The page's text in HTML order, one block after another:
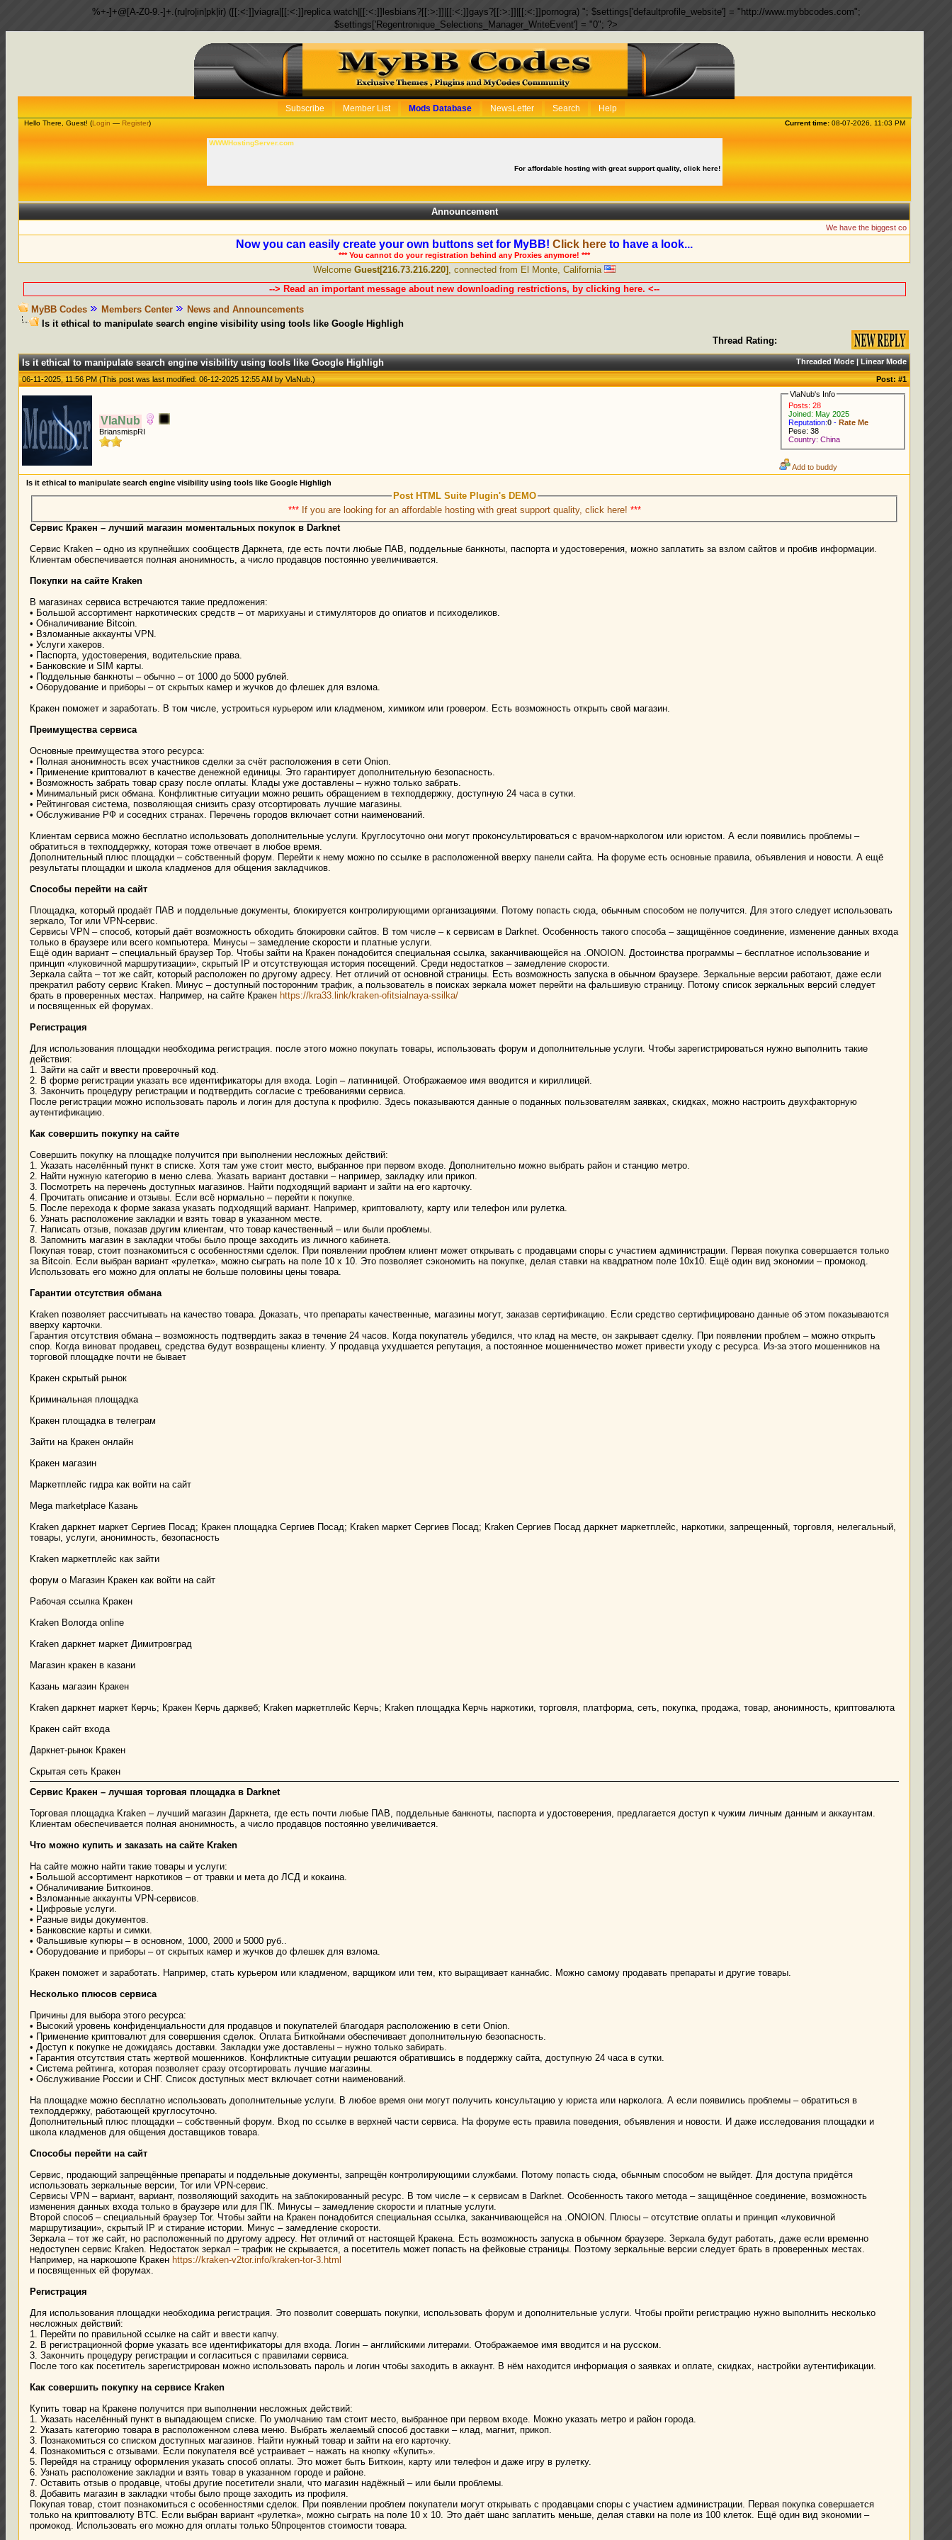
%+-]+@[A-Z0-9.-]+.(ru|ro|in|pk|ir) ([[:<:]]viagra|[[:<:]]replica watch|[[:<:]]lesbians?[[:>:]]|[[:<:]]gays?[[:>:]]|[[:<:]]pornogra) "; $settings['defaultprofile_website'] = "http://www.mybbcodes.com";
$settings['Regentronique_Selections_Manager_WriteEvent'] = "0"; ?>
Subscribe Member List Mods Database NewsLetter Search Help
Current time:08-07-2026, 11:03 PM
Hello There, Guest! (Login — Register)
WWWHostingServer.com
For affordable hosting with great support quality, click here!
Announcement
We have the biggest collection of
Now you can easily create your own buttons set for MyBB!Click here to have a look...
*** You cannot do your registration behind any Proxies anymore! ***
WelcomeGuest[216.73.216.220] , connected from El Monte, California
--> Read an important message about new downloading restrictions, by clicking here. <--
MyBB Codes
Members Center
News and Announcements
Is it ethical to manipulate search engine visibility using tools like Google Highligh
Thread Rating:
Threaded Mode|Linear Mode
Is it ethical to manipulate search engine visibility using tools like Google Highligh
06-11-2025, 11:56 PM(This post was last modified: 06-12-2025 12:55 AM byVlaNub.) Post:#1
VlaNub
BriansmispRI
VlaNub's Info
Posts: 28
Joined: May 2025
Reputation:0- Rate Me
Pese: 38
Country: China
Add to buddy
Is it ethical to manipulate search engine visibility using tools like Google Highligh
Post HTML Suite Plugin's DEMO
*** If you are looking for an affordable hosting with great support quality, click here! ***
Сервис Кракен – лучший магазин моментальных покупок в Darknet
Сервис Kraken – одно из крупнейших сообществ Даркнета, где есть почти любые ПАВ, поддельные банкноты, паспорта и удостоверения, можно заплатить за взлом сайтов и пробив информации.
Клиентам обеспечивается полная анонимность, а число продавцов постоянно увеличивается.
Покупки на сайте Kraken
В магазинах сервиса встречаются такие предложения:
• Большой ассортимент наркотических средств – от марихуаны и стимуляторов до опиатов и психоделиков.
• Обналичивание Bitcoin.
• Взломанные аккаунты VPN.
• Услуги хакеров.
• Паспорта, удостоверения, водительские права.
• Банковские и SIM карты.
• Поддельные банкноты – обычно – от 1000 до 5000 рублей.
• Оборудование и приборы – от скрытых камер и жучков до флешек для взлома.
Кракен поможет и заработать. В том числе, устроиться курьером или кладменом, химиком или гровером. Есть возможность открыть свой магазин.
Преимущества сервиса
Основные преимущества этого ресурса:
• Полная анонимность всех участников сделки за счёт расположения в сети Onion.
• Применение криптовалют в качестве денежной единицы. Это гарантирует дополнительную безопасность.
• Возможность забрать товар сразу после оплаты. Клады уже доставлены – нужно только забрать.
• Минимальный риск обмана. Конфликтные ситуации можно решить обращением в техподдержку, доступную 24 часа в сутки.
• Рейтинговая система, позволяющая снизить сразу отсортировать лучшие магазины.
• Обслуживание РФ и соседних странах. Перечень городов включает сотни наименований.
Клиентам сервиса можно бесплатно использовать дополнительные услуги. Круглосуточно они могут проконсультироваться с врачом-наркологом или юристом. А если появились проблемы –
обратиться в техподдержку, которая тоже отвечает в любое время.
Дополнительный плюс площадки – собственный форум. Перейти к нему можно по ссылке в расположенной вверху панели сайта. На форуме есть основные правила, объявления и новости. А ещё
результаты площадки и школа кладменов для общения закладчиков.
Способы перейти на сайт
Площадка, который продаёт ПАВ и поддельные документы, блокируется контролирующими организациями. Потому попасть сюда, обычным способом не получится. Для этого следует использовать
зеркало, Tor или VPN-сервис.
Сервисы VPN – способ, который даёт возможность обходить блокировки сайтов. В том числе – к сервисам в Darknet. Особенность такого способа – защищённое соединение, изменение данных входа
только в браузере или всего компьютера. Минусы – замедление скорости и платные услуги.
Ещё один вариант – специальный браузер Тор. Чтобы зайти на Кракен понадобится специальная ссылка, заканчивающейся на .ONOION. Достоинства программы – бесплатное использование и
принцип «луковичной маршрутизации», скрытый IP и отсутствующая история посещений. Среди недостатков – замедление скорости.
Зеркала сайта – тот же сайт, который расположен по другому адресу. Нет отличий от основной страницы. Есть возможность запуска в обычном браузере. Зеркальные версии работают, даже если
прекратил работу сервис Kraken. Минус – доступный посторонним трафик, а пользователь в поисках зеркала может перейти на фальшивую страницу. Потому список зеркальных версий следует
брать в проверенных местах. Например, на сайте Кракен https://kra33.link/kraken-ofitsialnaya-ssilka/
и посвященных ей форумах.
Регистрация
Для использования площадки необходима регистрация. после этого можно покупать товары, использовать форум и дополнительные услуги. Чтобы зарегистрироваться нужно выполнить такие
действия:
1. Зайти на сайт и ввести проверочный код.
2. В форме регистрации указать все идентификаторы для входа. Login – латинницей. Отображаемое имя вводится и кириллицей.
3. Закончить процедуру регистрации и подтвердить согласие с требованиями сервиса.
После регистрации можно использовать пароль и логин для доступа к профилю. Здесь показываются данные о поданных пользователям заявках, скидках, можно настроить двухфакторную
аутентификацию.
Как совершить покупку на сайте
Совершить покупку на площадке получится при выполнении несложных действий:
1. Указать населённый пункт в списке. Хотя там уже стоит место, выбранное при первом входе. Дополнительно можно выбрать район и станцию метро.
2. Найти нужную категорию в меню слева. Указать вариант доставки – например, закладку или прикоп.
3. Посмотреть на перечень доступных магазинов. Найти подходящий вариант и зайти на его карточку.
4. Прочитать описание и отзывы. Если всё нормально – перейти к покупке.
5. После перехода к форме заказа указать подходящий вариант. Например, криптовалюту, карту или телефон или рулетка.
6. Узнать расположение закладки и взять товар в указанном месте.
7. Написать отзыв, показав другим клиентам, что товар качественный – или были проблемы.
8. Запомнить магазин в закладки чтобы было проще заходить из личного кабинета.
Покупая товар, стоит познакомиться с особенностями сделок. При появлении проблем клиент может открывать с продавцами споры с участием администрации. Первая покупка совершается только
за Bitcoin. Если выбран вариант «рулетка», можно сыграть на поле 10 х 10. Это позволяет сэкономить на покупке, делая ставки на квадратном поле 10х10. Ещё один вид экономии – промокод.
Использовать его можно для оплаты не больше половины цены товара.
Гарантии отсутствия обмана
Kraken позволяет рассчитывать на качество товара. Доказать, что препараты качественные, магазины могут, заказав сертификацию. Если средство сертифицировано данные об этом показываются
вверху карточки.
Гарантия отсутствия обмана – возможность подтвердить заказ в течение 24 часов. Когда покупатель убедился, что клад на месте, он закрывает сделку. При появлении проблем – можно открыть
спор. Когда виноват продавец, средства будут возвращены клиенту. У продавца ухудшается репутация, а постоянное мошенничество может привести уходу с ресурса. Из-за этого мошенников на
торговой площадке почти не бывает
Кракен скрытый рынок
Криминальная площадка
Кракен площадка в телеграм
Зайти на Кракен онлайн
Кракен магазин
Маркетплейс гидра как войти на сайт
Mega marketplace Казань
Kraken даркнет маркет Сергиев Посад; Кракен площадка Сергиев Посад; Kraken маркет Сергиев Посад; Kraken Сергиев Посад даркнет маркетплейс, наркотики, запрещенный, торговля, нелегальный,
товары, услуги, анонимность, безопасность
Kraken маркетплейс как зайти
форум о Магазин Кракен как войти на сайт
Рабочая ссылка Кракен
Kraken Вологда online
Kraken даркнет маркет Димитровград
Магазин кракен в казани
Казань магазин Кракен
Kraken даркнет маркет Керчь; Кракен Керчь дарквеб; Kraken маркетплейс Керчь; Kraken площадка Керчь наркотики, торговля, платформа, сеть, покупка, продажа, товар, анонимность, криптовалюта
Кракен сайт входа
Даркнет-рынок Кракен
Скрытая сеть Кракен
Сервис Кракен – лучшая торговая площадка в Darknet
Торговая площадка Kraken – лучший магазин Даркнета, где есть почти любые ПАВ, поддельные банкноты, паспорта и удостоверения, предлагается доступ к чужим личным данным и аккаунтам.
Клиентам обеспечивается полная анонимность, а число продавцов постоянно увеличивается.
Что можно купить и заказать на сайте Kraken
На сайте можно найти такие товары и услуги:
• Большой ассортимент наркотиков – от травки и мета до ЛСД и кокаина.
• Обналичивание Биткоинов.
• Взломанные аккаунты VPN-сервисов.
• Цифровые услуги.
• Разные виды документов.
• Банковские карты и симки.
• Фальшивые купюры – в основном, 1000, 2000 и 5000 руб..
• Оборудование и приборы – от скрытых камер и жучков до флешек для взлома.
Кракен поможет и заработать. Например, стать курьером или кладменом, варщиком или тем, кто выращивает каннабис. Можно самому продавать препараты и другие товары.
Несколько плюсов сервиса
Причины для выбора этого ресурса:
• Высокий уровень конфиденциальности для продавцов и покупателей благодаря расположению в сети Onion.
• Применение криптовалют для совершения сделок. Оплата Биткойнами обеспечивает дополнительную безопасность.
• Доступ к покупке не дожидаясь доставки. Закладки уже доставлены – нужно только забирать.
• Гарантия отсутствия стать жертвой мошенников. Конфликтные ситуации решаются обратившись в поддержку сайта, доступную 24 часа в сутки.
• Система рейтинга, которая позволяет сразу отсортировать лучшие магазины.
• Обслуживание России и СНГ. Список доступных мест включает сотни наименований.
На площадке можно бесплатно использовать дополнительные услуги. В любое время они могут получить консультацию у юриста или нарколога. А если появились проблемы – обратиться в
техподдержку, работающей круглосуточно.
Дополнительный плюс площадки – собственный форум. Вход по ссылке в верхней части сервиса. На форуме есть правила поведения, объявления и новости. И даже исследования площадки и
школа кладменов для общения доставщиков товара.
Способы перейти на сайт
Сервис, продающий запрещённые препараты и поддельные документы, запрещён контролирующими службами. Потому попасть сюда, обычным способом не выйдет. Для доступа придётся
использовать зеркальные версии, Tor или VPN-сервис.
Сервисы VPN – вариант, вариант, позволяющий заходить на заблокированный ресурс. В том числе – к сервисам в Darknet. Особенность такого метода – защищённое соединение, возможность
изменения данных входа только в браузере или для ПК. Минусы – замедление скорости и платные услуги.
Второй способ – специальный браузер Tor. Чтобы зайти на Кракен понадобится специальная ссылка, заканчивающейся на .ONOION. Плюсы – отсутствие оплаты и принцип «луковичной
маршрутизации», скрытый IP и стирание истории. Минус – замедление скорости.
Зеркала – тот же сайт, но расположенный по другому адресу. Нет отличий от настоящей Кракена. Есть возможность запуска в обычном браузере. Зеркала будут работать, даже если временно
недоступен сервис Kraken. Недостаток зеркал – трафик не скрывается, а посетитель может попасть на фейковые страницы. Поэтому зеркальные версии следует брать в проверенных местах.
Например, на наркошопе Кракен https://kraken-v2tor.info/kraken-tor-3.html
и посвященных ей форумах.
Регистрация
Для использования площадки необходима регистрация. Это позволит совершать покупки, использовать форум и дополнительные услуги. Чтобы пройти регистрацию нужно выполнить несколько
несложных действий:
1. Перейти по правильной ссылке на сайт и ввести капчу.
2. В регистрационной форме указать все идентификаторы для входа. Логин – английскими литерами. Отображаемое имя вводится и на русском.
3. Закончить процедуру регистрации и согласиться с правилами сервиса.
После того как посетитель зарегистрирован можно использовать пароль и логин чтобы заходить в аккаунт. В нём находится информация о заявках и оплате, скидках, настройки аутентификации.
Как совершить покупку на сервисе Kraken
Купить товар на Кракене получится при выполнении несложных действий:
1. Указать населённый пункт в выпадающем списке. По умолчанию там стоит место, выбранное при первом входе. Можно указать метро и район города.
2. Указать категорию товара в расположенном слева меню. Выбрать желаемый способ доставки – клад, магнит, прикоп.
3. Познакомиться со списком доступных магазинов. Найти нужный товар и зайти на его карточку.
4. Познакомиться с отзывами. Если покупателя всё устраивает – нажать на кнопку «Купить».
5. Перейдя на страницу оформления указать способ оплаты. Это может быть Биткоин, карту или телефон и даже игру в рулетку.
6. Узнать расположение закладки и взять товар в указанном городе и районе.
7. Оставить отзыв о продавце, чтобы другие посетители знали, что магазин надёжный – или были проблемы.
8. Добавить магазин в закладки чтобы было проще заходить из профиля.
Покупая товар, стоит познакомиться с особенностями сделок. При появлении проблем покупатели могут открывать с продавцами споры с участием администрации. Первая покупка совершается
только на криптовалюту BTC. Если выбран вариант «рулетка», можно сыграть на поле 10 х 10. Это даёт шанс заплатить меньше, делая ставки на поле из 100 клеток. Ещё один вид экономии –
промокод. Использовать его можно для оплаты только 50процентов стоимости товара.